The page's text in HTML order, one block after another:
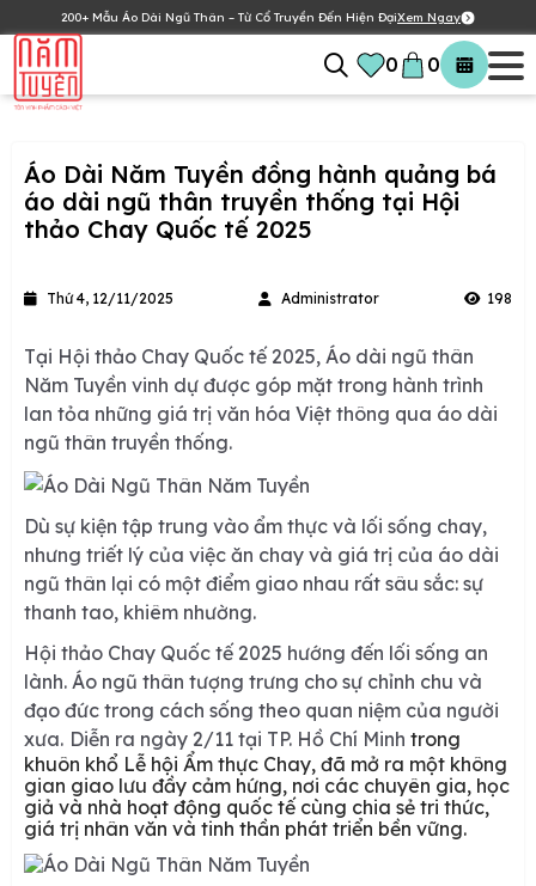
200+ Mẫu Áo Dài Ngũ Thân – Từ Cổ Truyền Đến Hiện ĐạiXem Ngay
0 0
Áo Dài Năm Tuyền đồng hành quảng bá
áo dài ngũ thân truyền thống tại Hội
thảo Chay Quốc tế 2025
Thứ 4, 12/11/2025 Administrator 198
Tại Hội thảo Chay Quốc tế 2025, Áo dài ngũ thân
Năm Tuyền vinh dự được góp mặt trong hành trình
lan tỏa những giá trị văn hóa Việt thông qua áo dài
ngũ thân truyền thống.
Dù sự kiện tập trung vào ẩm thực và lối sống chay,
nhưng triết lý của việc ăn chay và giá trị của áo dài
ngũ thân lại có một điểm giao nhau rất sâu sắc: sự
thanh tao, khiêm nhường.
Hội thảo Chay Quốc tế 2025 hướng đến lối sống an
lành. Áo ngũ thân tượng trưng cho sự chỉnh chu và
đạo đức trong cách sống theo quan niệm của người
xưa. Diễn ra ngày 2/11 tại TP. Hồ Chí Minh trong
khuôn khổ Lễ hội Ẩm thực Chay, đã mở ra một không
gian giao lưu đầy cảm hứng, nơi các chuyên gia, học
giả và nhà hoạt động quốc tế cùng chia sẻ tri thức,
giá trị nhân văn và tinh thần phát triển bền vững.